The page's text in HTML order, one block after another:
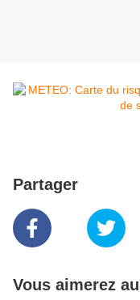
Partager
Vous aimerez